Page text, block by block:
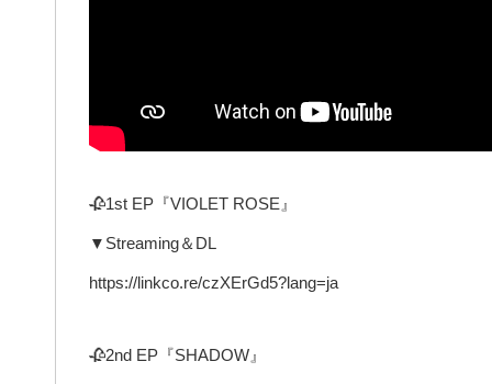
🥀1st EP『VIOLET ROSE』
▼Streaming＆DL
https://linkco.re/czXErGd5?lang=ja
🥀2nd EP『SHADOW』